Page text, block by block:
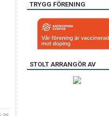
TRYGG FÖRENING
STOLT ARRANGÖR AV